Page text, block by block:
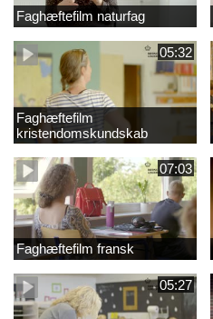
Faghæftefilm naturfag
05:32
Faghæftefilm
kristendomskundskab
07:03
Faghæftefilm fransk
05:27